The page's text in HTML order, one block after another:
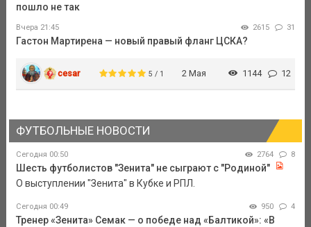
пошло не так
Вчера 21:45 2615 31
Гастон Мартирена — новый правый фланг ЦСКА?
cesar 5 / 1 2 Мая 1144 12
ФУТБОЛЬНЫЕ НОВОСТИ
Сегодня 00:50 2764 8
Шесть футболистов "Зенита" не сыграют с "Родиной"
О выступлении "Зенита" в Кубке и РПЛ.
Сегодня 00:49 950 4
Тренер «Зенита» Семак — о победе над «Балтикой»: «В